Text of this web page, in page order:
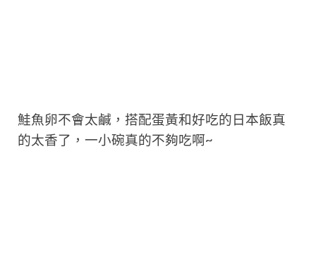
鮭魚卵不會太鹹，搭配蛋黃和好吃的日本飯真
的太香了，一小碗真的不夠吃啊~